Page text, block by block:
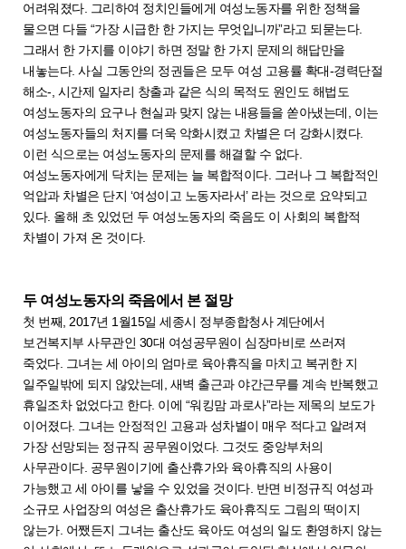
어려워졌다. 그리하여 정치인들에게 여성노동자를 위한 정책을
물으면 다들 “가장 시급한 한 가지는 무엇입니까”라고 되묻는다.
그래서 한 가지를 이야기 하면 정말 한 가지 문제의 해답만을
내놓는다. 사실 그동안의 정권들은 모두 여성 고용률 확대-경력단절
해소-, 시간제 일자리 창출과 같은 식의 목적도 원인도 해법도
여성노동자의 요구나 현실과 맞지 않는 내용들을 쏟아냈는데, 이는
여성노동자들의 처지를 더욱 악화시켰고 차별은 더 강화시켰다.
이런 식으로는 여성노동자의 문제를 해결할 수 없다.
여성노동자에게 닥치는 문제는 늘 복합적이다. 그러나 그 복합적인
억압과 차별은 단지 ‘여성이고 노동자라서’ 라는 것으로 요약되고
있다. 올해 초 있었던 두 여성노동자의 죽음도 이 사회의 복합적
차별이 가져 온 것이다.
두 여성노동자의 죽음에서 본 절망
첫 번째, 2017년 1월15일 세종시 정부종합청사 계단에서
보건복지부 사무관인 30대 여성공무원이 심장마비로 쓰러져
죽었다. 그녀는 세 아이의 엄마로 육아휴직을 마치고 복귀한 지
일주일밖에 되지 않았는데, 새벽 출근과 야간근무를 계속 반복했고
휴일조차 없었다고 한다. 이에 “워킹맘 과로사”라는 제목의 보도가
이어졌다. 그녀는 안정적인 고용과 성차별이 매우 적다고 알려져
가장 선망되는 정규직 공무원이었다. 그것도 중앙부처의
사무관이다. 공무원이기에 출산휴가와 육아휴직의 사용이
가능했고 세 아이를 낳을 수 있었을 것이다. 반면 비정규직 여성과
소규모 사업장의 여성은 출산휴가도 육아휴직도 그림의 떡이지
않는가. 어쨌든지 그녀는 출산도 육아도 여성의 일도 환영하지 않는